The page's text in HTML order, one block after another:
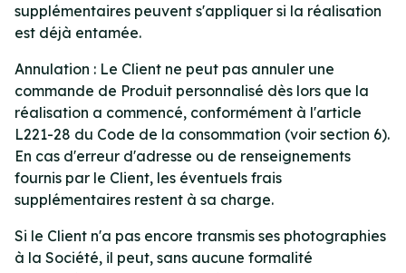
supplémentaires peuvent s'appliquer si la réalisation
est déjà entamée.
Annulation : Le Client ne peut pas annuler une
commande de Produit personnalisé dès lors que la
réalisation a commencé, conformément à l'article
L221-28 du Code de la consommation (voir section 6).
En cas d'erreur d'adresse ou de renseignements
fournis par le Client, les éventuels frais
supplémentaires restent à sa charge.
Si le Client n'a pas encore transmis ses photographies
à la Société, il peut, sans aucune formalité